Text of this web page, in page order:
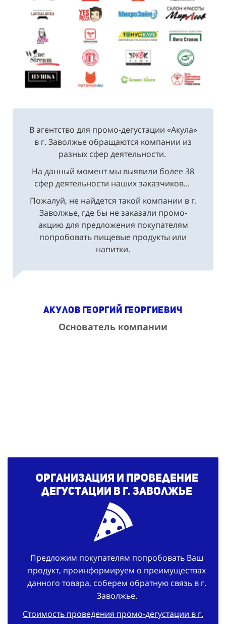
В агентство для промо-дегустации «Акула»
в г. Заволжье обращаются компании из
разных сфер деятельности.
На данный момент мы выявили более 38
сфер деятельности наших заказчиков...
Пожалуй, не найдется такой компании в г.
Заволжье, где бы не заказали промо-
акцию для предложения покупателям
попробовать пищевые продукты или
напитки.
Акулов Георгий Георгиевич
Основатель компании
Организация и проведение
дегустации в г. Заволжье
Предложим покупателям попробовать Ваш
продукт, проинформируем о преимуществах
данного товара, соберем обратную связь в г.
Заволжье.
Стоимость проведения промо-дегустации в г.